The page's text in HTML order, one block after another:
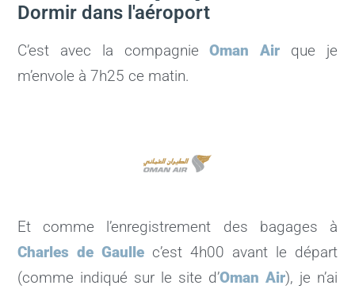
Dormir dans l'aéroport
C’est avec la compagnieOman Air que je
m’envole à 7h25 ce matin.
Et comme l’enregistrement des bagages à
Charles de Gaulle c’est 4h00 avant le départ
(comme indiqué sur le site d’Oman Air), je n’ai